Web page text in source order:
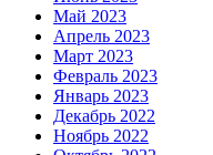
Май 2023
Апрель 2023
Март 2023
Февраль 2023
Январь 2023
Декабрь 2022
Ноябрь 2022